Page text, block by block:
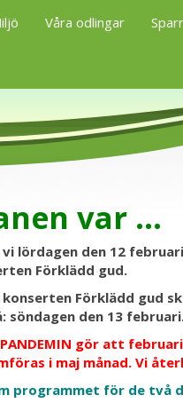
Våra odlingar
var ...
lördagen den 12
Förklädd gud.
Förklädd gud
söndagen den 13
PANDEMIN gör att
i maj månad. Vi
programmet för de två